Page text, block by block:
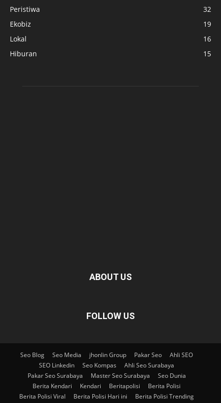
Peristiwa
32
Ekobiz
19
Lokal
16
Hiburan
15
ABOUT US
FOLLOW US
Seo Blog Seo Media jhonlin Group Pakar Seo
Ahli SEO
SEO Linkedin
Seo Kompas
Ahli Seo Surabaya
Pakar Seo Surabaya
Master Seo Surabaya
Seo Dunia
Berita Kendari
Kendari Beritapolisi
Berita Polisi
Berita Polisi Viral
Berita Polisi Hari ini
Berita Polisi Trending